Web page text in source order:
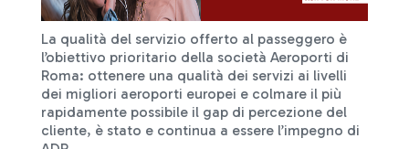
La qualità del servizio offerto al passeggero è
l’obiettivo prioritario della società Aeroporti di
Roma: ottenere una qualità dei servizi ai livelli
dei migliori aeroporti europei e colmare il più
rapidamente possibile il gap di percezione del
cliente, è stato e continua a essere l’impegno di